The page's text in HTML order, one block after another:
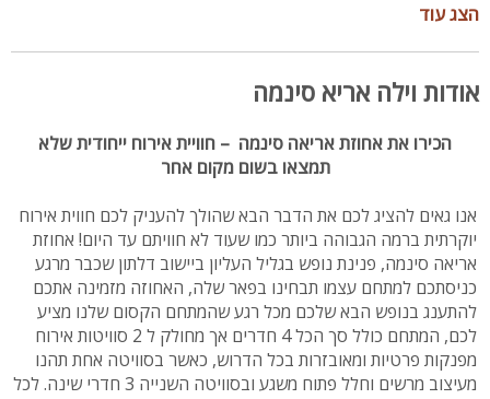
מותאם למשפחות, קבוצות וזוגות
עד 23 אורחים ללינה בכל המתחם
הצג עוד
אודות וילה אריא סינמה
הכירו את אחוזת אריאה סינמה – חוויית אירוח ייחודית שלא
תמצאו בשום מקום אחר
אנו גאים להציג לכם את הדבר הבא שהולך להעניק לכם חווית אירוח
יוקרתית ברמה הגבוהה ביותר כמו שעוד לא חוויתם עד היום! אחוזת
אריאה סינמה, פנינת נופש בגליל העליון ביישוב דלתון שכבר מרגע
כניסתכם למתחם עצמו תבחינו בפאר שלה, האחוזה מזמינה אתכם
להתענג בנופש הבא שלכם מכל רגע שהמתחם הקסום שלנו מציע
לכם, המתחם כולל סך הכל 4 חדרים אך מחולק ל 2 סוויטות אירוח
מפנקות פרטיות ומאובזרות בכל הדרוש, כאשר בסוויטה אחת תהנו
מעיצוב מרשים וחלל פתוח משגע ובסוויטה השנייה 3 חדרי שינה. לכל